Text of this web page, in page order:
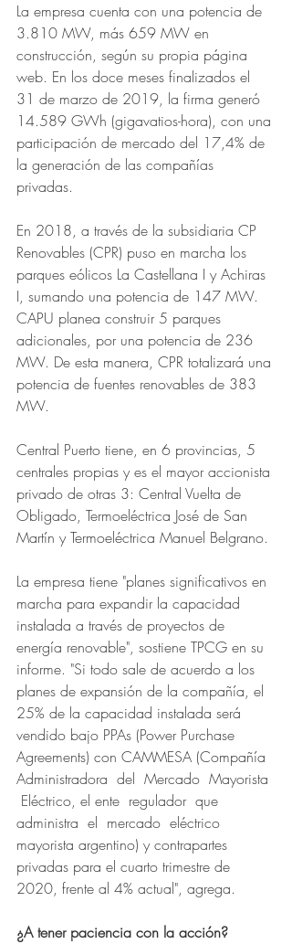
La empresa cuenta con una potencia de
3.810 MW, más 659 MW en
construcción, según su propia página
web. En los doce meses finalizados el
31 de marzo de 2019, la firma generó
14.589 GWh (gigavatios-hora), con una
participación de mercado del 17,4% de
la generación de las compañías
privadas.
En 2018, a través de la subsidiaria CP
Renovables (CPR) puso en marcha los
parques eólicos La Castellana I y Achiras
I, sumando una potencia de 147 MW.
CAPU planea construir 5 parques
adicionales, por una potencia de 236
MW. De esta manera, CPR totalizará una
potencia de fuentes renovables de 383
MW.
Central Puerto tiene, en 6 provincias, 5
centrales propias y es el mayor accionista
privado de otras 3: Central Vuelta de
Obligado, Termoeléctrica José de San
Martín y Termoeléctrica Manuel Belgrano.
La empresa tiene "planes significativos en
marcha para expandir la capacidad
instalada a través de proyectos de
energía renovable", sostiene TPCG en su
informe. "Si todo sale de acuerdo a los
planes de expansión de la compañía, el
25% de la capacidad instalada será
vendido bajo PPAs (Power Purchase
Agreements) con CAMMESA (Compañía
Administradora  del  Mercado  Mayorista
Eléctrico, el ente  regulador  que
administra  el  mercado  eléctrico
mayorista argentino) y contrapartes
privadas para el cuarto trimestre de
2020, frente al 4% actual", agrega.
¿A tener paciencia con la acción?